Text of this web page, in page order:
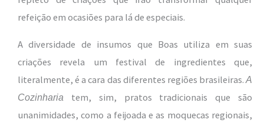
refeição em ocasiões para lá de especiais.
A diversidade de insumos que Boas utiliza em suas
criações revela um festival de ingredientes que,
literalmente, é a cara das diferentes regiões brasileiras.A
Cozinharia
tem, sim, pratos tradicionais que são
unanimidades, como a feijoada e as moquecas regionais,